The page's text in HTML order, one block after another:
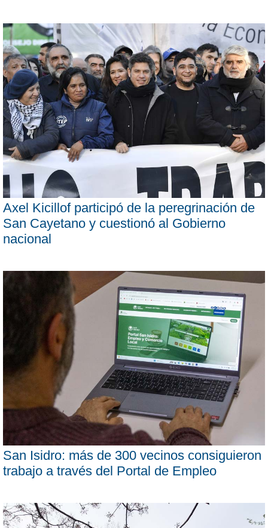
Axel Kicillof participó de la peregrinación de
San Cayetano y cuestionó al Gobierno
nacional
San Isidro: más de 300 vecinos consiguieron
trabajo a través del Portal de Empleo